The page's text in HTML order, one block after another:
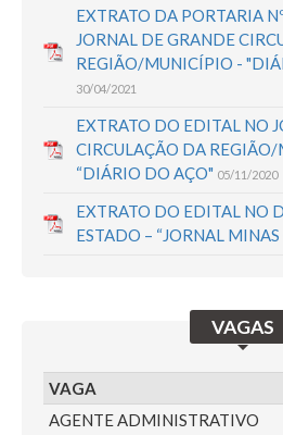
EXTRATO DA PORTARIA
JORNAL DE GRANDE
REGIÃO/MUNICÍPIO -
30/04/2021
EXTRATO DO EDITAL NO
CIRCULAÇÃO DA
“DIÁRIO DO AÇO" 05/11/2020
EXTRATO DO EDITAL NO
ESTADO – “JORNAL MINAS
VAGAS
VAGA
AGENTE ADMINISTRATIVO